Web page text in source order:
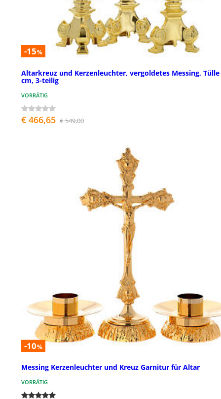
-15%
Altarkreuz und Kerzenleuchter, vergoldetes Messing,
cm, 3-teilig
VORRÄTIG
€ 466,65 € 549,00
-10%
Messing Kerzenleuchter und Kreuz Garnitur für Altar
VORRÄTIG